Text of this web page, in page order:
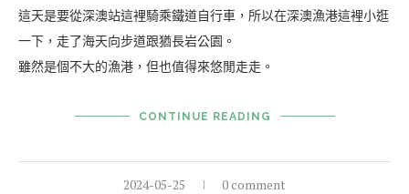
這天是要從深澳站這裡騎乘鐵道自行車，所以在深澳漁港這裡小逛
一下，走了海天向步道跟猶長岩公園。
雖然是個不大的漁港，但也值得來悠閒走走。
CONTINUE READING
2024-05-25 0 comment